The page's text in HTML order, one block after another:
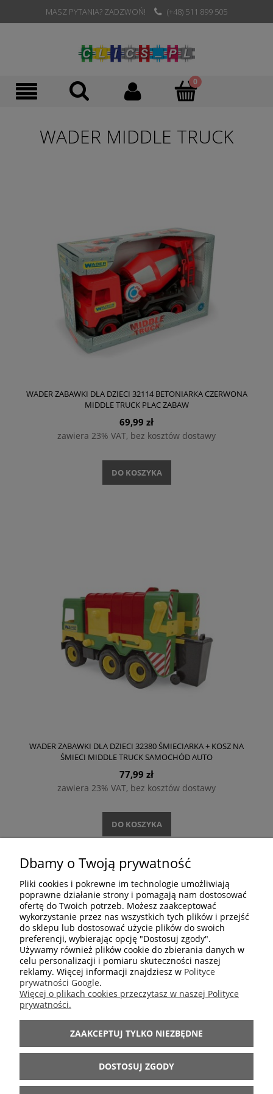
MASZ PYTANIA? ZADZWOŃ! (+48) 511 899 505
WADER MIDDLE TRUCK
WADER ZABAWKI DLA DZIECI 32114 BETONIARKA CZERWONA
MIDDLE TRUCK PLAC ZABAW
69,99 zł
zawiera 23% VAT, bez kosztów dostawy
DO KOSZYKA
WADER ZABAWKI DLA DZIECI 32380 ŚMIECIARKA + KOSZ NA
ŚMIECI MIDDLE TRUCK SAMOCHÓD AUTO
77,99 zł
zawiera 23% VAT, bez kosztów dostawy
DO KOSZYKA
DOŁĄCZ DO NAS
ZAKUPY
POMOC
INFORMACJE
Dbamy o Twoją prywatność
Pliki cookies i pokrewne im technologie umożliwiają
poprawne działanie strony i pomagają nam dostosować
ofertę do Twoich potrzeb. Możesz zaakceptować
wykorzystanie przez nas wszystkich tych plików i przejść
do sklepu lub dostosować użycie plików do swoich
preferencji, wybierając opcję "Dostosuj zgody".
Używamy również plików cookie do zbierania danych w
celu personalizacji i pomiaru skuteczności naszej
reklamy. Więcej informacji znajdziesz w Polityce
prywatności Google.
Więcej o plikach cookies przeczytasz w naszej Polityce
prywatności.
ZAAKCEPTUJ TYLKO NIEZBĘDNE
DOSTOSUJ ZGODY